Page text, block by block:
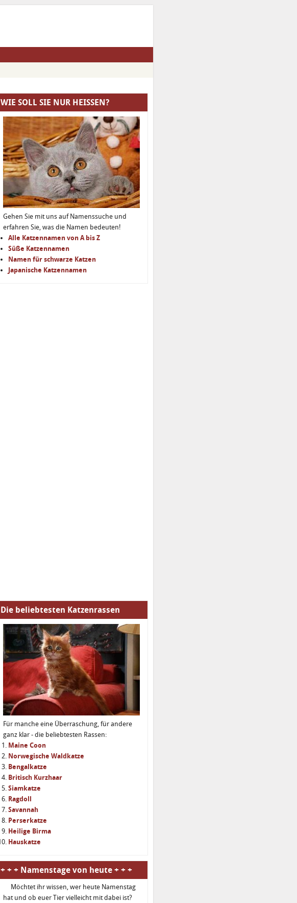
WIE SOLL SIE NUR HEISSEN?
Gehen Sie mit uns auf Namenssuche und
erfahren Sie, was die Namen bedeuten!
Alle Katzennamen von A bis Z
Süße Katzennamen
Namen für schwarze Katzen
Japanische Katzennamen
Die beliebtesten Katzenrassen
Für manche eine Überraschung, für andere
ganz klar - die beliebtesten Rassen:
Maine Coon
Norwegische Waldkatze
Bengalkatze
Britisch Kurzhaar
Siamkatze
Ragdoll
Savannah
Perserkatze
Heilige Birma
Hauskatze
+ + + Namenstage von heute + + +
Möchtet ihr wissen, wer heute Namenstag
hat und ob euer Tier vielleicht mit dabei ist?